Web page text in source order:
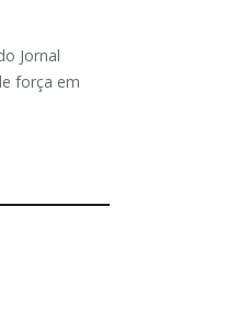
Jornal
força em